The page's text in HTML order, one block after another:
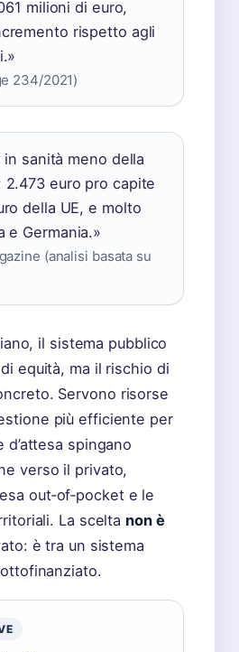
milioni di euro,
rispetto agli
234/2021)
in sanità meno della
2.473 euro pro capite
della UE, e molto
e Germania.»
(analisi basata su
il sistema pubblico
equità, ma il rischio di
Servono risorse
più efficiente per
spingano
verso il privato,
out‑of‑pocket e le
La scelta non è
è tra un sistema